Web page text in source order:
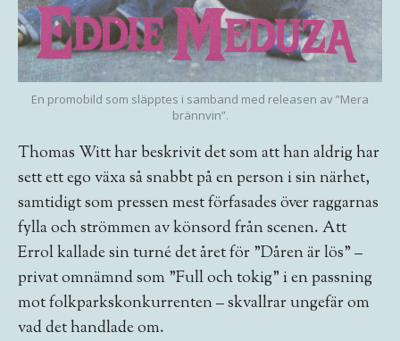
En promobild som släpptes i samband med releasen av ”Mera
brännvin”.
Thomas Witt har beskrivit det som att han aldrig har
sett ett ego växa så snabbt på en person i sin närhet,
samtidigt som pressen mest förfasades över raggarnas
fylla och strömmen av könsord från scenen. Att
Errol kallade sin turné det året för ”Dåren är lös” –
privat omnämnd som ”Full och tokig” i en passning
mot folkparkskonkurrenten – skvallrar ungefär om
vad det handlade om.